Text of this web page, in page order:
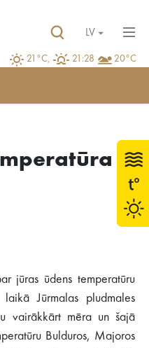
21°C, 21:28 20°C
LV
jūras ūdens temperatūru
laikā Jūrmalas pludmales
vairākkārt mēra un šajā
Bulduros, Majoros